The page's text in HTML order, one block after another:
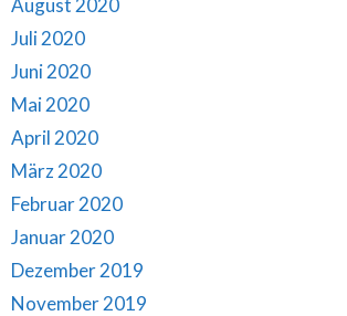
August 2020
Juli 2020
Juni 2020
Mai 2020
April 2020
März 2020
Februar 2020
Januar 2020
Dezember 2019
November 2019